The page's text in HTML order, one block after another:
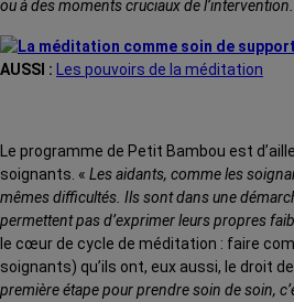
ou à des moments cruciaux de l’intervention.
AUSSI :
Les pouvoirs de la méditation
Le programme de Petit Bambou est
soignants. « Les aidants, comme les
mêmes difficultés. Ils sont dans une
permettent pas d’exprimer leurs propres
le cœur de cycle de méditation : faire
soignants) qu’ils ont, eux aussi, le droit
première étape pour prendre soin de soin,